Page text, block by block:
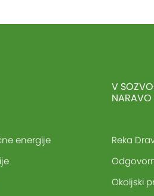
energije
V
NARAVO
Reka
Okoljski